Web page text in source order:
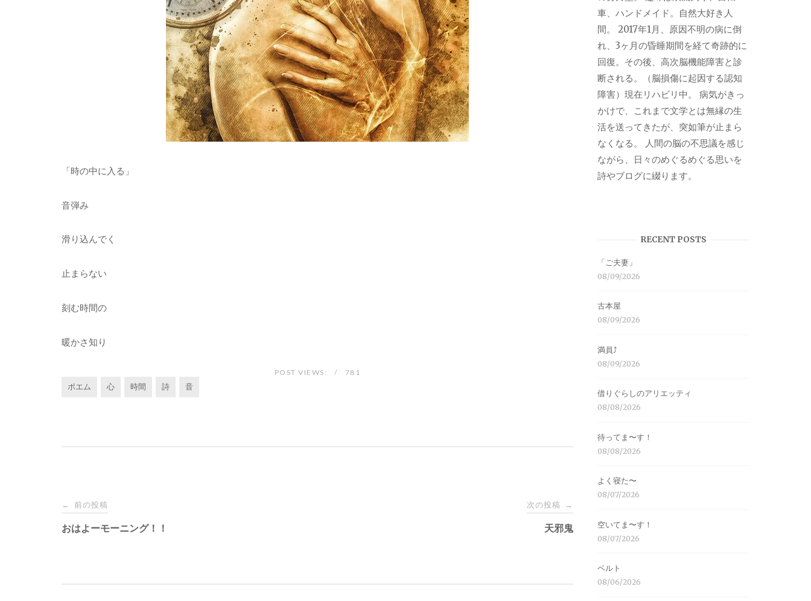
「時の中に入る」
音弾み
滑り込んでく
止まらない
刻む時間の
暖かさ知り
POST VIEWS: 781
ポエム 心 時間 詩 音
投
稿
← 前の投稿
おはよーモーニング！！
次の投稿 →
天邪鬼
車、ハンドメイド。自然大好き人
間。 2017年1月、原因不明の病に倒
れ、3ヶ月の昏睡期間を経て奇跡的に
回復。その後、高次脳機能障害と診
断される。（脳損傷に起因する認知
障害）現在リハビリ中。 病気がきっ
かけで、これまで文学とは無縁の生
活を送ってきたが、突如筆が止まら
なくなる。 人間の脳の不思議を感じ
ながら、日々のめぐるめぐる思いを
詩やブログに綴ります。
RECENT POSTS
「ご夫妻」
08/09/2026
古本屋
08/09/2026
満員⤴︎
08/09/2026
借りぐらしのアリエッティ
08/08/2026
待ってま〜す！
08/08/2026
よく寝た〜
08/07/2026
空いてま〜す！
08/07/2026
ベルト
08/06/2026